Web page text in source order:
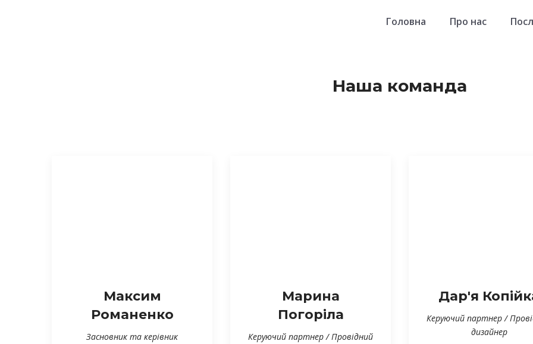
Головна Про нас
Наша команда
Максим
Романенко
Засновник та керівник
Марина
Погоріла
Керуючий партнер / Провідний
Дар'я
Керуючий партнер /
дизайнер